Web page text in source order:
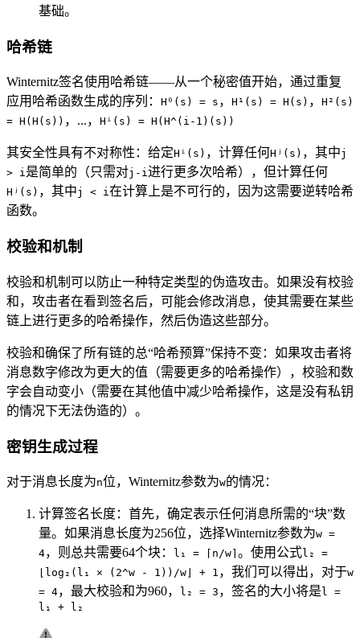
基础。
哈希链
Winternitz签名使用哈希链——从一个秘密值开始，通过重复
应用哈希函数生成的序列： H⁰(s) = s ， H¹(s) = H(s) ， H²(s)
= H(H(s)) ，...， Hⁱ(s) = H(H^(i-1)(s))
其安全性具有不对称性：给定Hⁱ(s) ，计算任何 Hʲ(s) ，其中j
> i是简单的（只需对j-i进行更多次哈希），但计算任何
Hʲ(s) ，其中j < i在计算上是不可行的，因为这需要逆转哈希
函数。
校验和机制
校验和机制可以防止一种特定类型的伪造攻击。如果没有校验
和，攻击者在看到签名后，可能会修改消息，使其需要在某些
链上进行更多的哈希操作，然后伪造这些部分。
校验和确保了所有链的总“哈希预算”保持不变：如果攻击者将
消息数字修改为更大的值（需要更多的哈希操作），校验和数
字会自动变小（需要在其他值中减少哈希操作，这是没有私钥
的情况下无法伪造的）。
密钥生成过程
对于消息长度为n位，Winternitz参数为w的情况：
计算签名长度：首先，确定表示任何消息所需的“块”数
量。如果消息长度为256位，选择Winternitz参数为w =
4，则总共需要64个块： l₁ = ⌈n/w⌉ 。使用公式l₂ =
⌊log₂(l₁ × (2^w - 1))/w⌋ + 1 ，我们可以得出，对于w
= 4，最大校验和为960， l₂ = 3 ，签名的大小将是 l =
l₁ + l₂